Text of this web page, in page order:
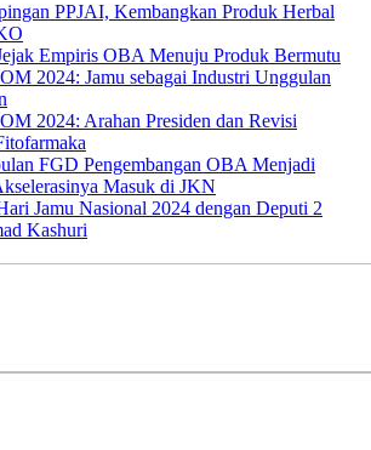
PPJAI, Kembangkan Produk Herbal
Empiris OBA Menuju Produk Bermutu
2024: Jamu sebagai Industri Unggulan
2024: Arahan Presiden dan Revisi
FGD Pengembangan OBA Menjadi
Masuk di JKN
Jamu Nasional 2024 dengan Deputi 2
Kashuri